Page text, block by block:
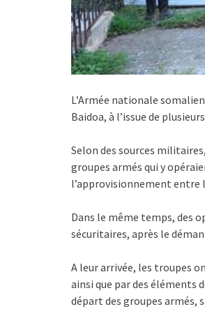
L’Armée nationale
Baidoa, à l’issue de
Selon des sources
groupes armés qui y
l’approvisionnement entre
Dans le même temps, des
sécuritaires, après le
A leur arrivée, les troupes
ainsi que par des éléments
départ des groupes armés,